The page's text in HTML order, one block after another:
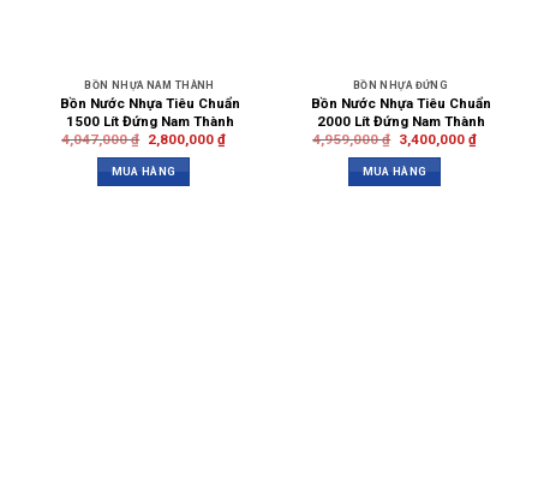
BỒN NHỰA NAM THÀNH
Bồn Nước Nhựa Tiêu Chuẩn
1500 Lít Đứng Nam Thành
4,047,000₫ 2,800,000 ₫
MUA HÀNG
BỒN NHỰA ĐỨNG
Bồn Nước Nhựa Tiêu Chuẩn
2000 Lít Đứng Nam Thành
4,959,000₫ 3,400,000 ₫
MUA HÀNG